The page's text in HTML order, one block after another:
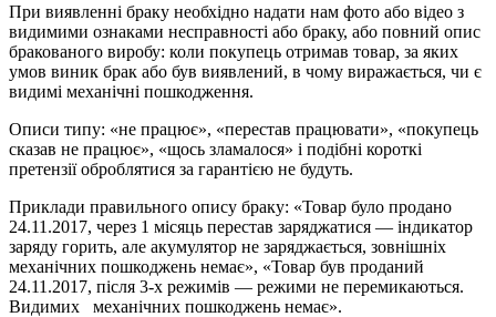
При виявленні браку необхідно надати нам фото або відео з
видимими ознаками несправності або браку, або повний опис
бракованого виробу: коли покупець отримав товар, за яких
умов виник брак або був виявлений, в чому виражається, чи є
видимі механічні пошкодження.
Описи типу: «не працює», «перестав працювати», «покупець
сказав не працює», «щось зламалося» і подібні короткі
претензії оброблятися за гарантією не будуть.
Приклади правильного опису браку: «Товар було продано
24.11.2017, через 1 місяць перестав заряджатися — індикатор
заряду горить, але акумулятор не заряджається, зовнішніх
механічних пошкоджень немає», «Товар був проданий
24.11.2017, після 3-х режимів — режими не перемикаються.
Видимих механічних пошкоджень немає».